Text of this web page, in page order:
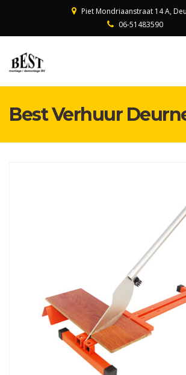
Piet Mondriaanstraat 14 A,
06-51483590
Best Verhuur